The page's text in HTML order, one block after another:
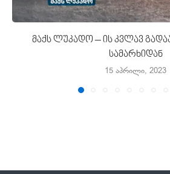
მაქს ლუკადო – ის კვლავ
სამარხიდან
15 აპრილი, 2023